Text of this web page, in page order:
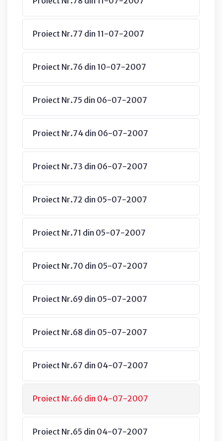
Proiect Nr.77 din 11-07-2007
Proiect Nr.76 din 10-07-2007
Proiect Nr.75 din 06-07-2007
Proiect Nr.74 din 06-07-2007
Proiect Nr.73 din 06-07-2007
Proiect Nr.72 din 05-07-2007
Proiect Nr.71 din 05-07-2007
Proiect Nr.70 din 05-07-2007
Proiect Nr.69 din 05-07-2007
Proiect Nr.68 din 05-07-2007
Proiect Nr.67 din 04-07-2007
Proiect Nr.66 din 04-07-2007
Proiect Nr.65 din 04-07-2007